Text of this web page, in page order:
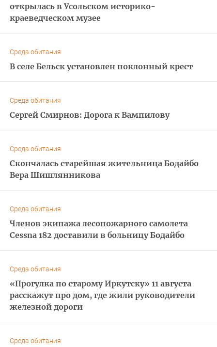
открылась в Усольском историко-
краеведческом музее
Среда обитания
В селе Бельск установлен поклонный крест
Среда обитания
Сергей Смирнов: Дорога к Вампилову
Среда обитания
Скончалась старейшая жительница Бодайбо
Вера Шишлянникова
Среда обитания
Членов экипажа лесопожарного самолета
Cessna 182 доставили в больницу Бодайбо
Среда обитания
«Прогулка по старому Иркутску» 11 августа
расскажут про дом, где жили руководители
железной дороги
Среда обитания